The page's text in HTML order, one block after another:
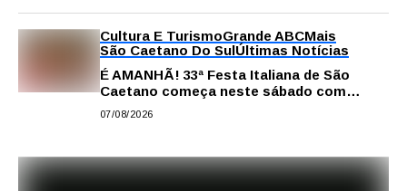
Cultura E TurismoGrande ABCMais
São Caetano Do SulÚltimas Notícias
É AMANHÃ! 33ª Festa Italiana de São
Caetano começa neste sábado com
gastronomia, música e solidariedade
07/08/2026